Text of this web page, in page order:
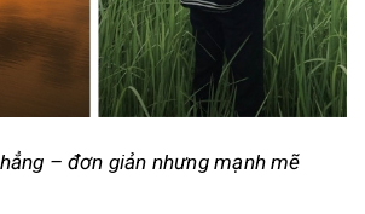
– đơn giản nhưng mạnh mẽ